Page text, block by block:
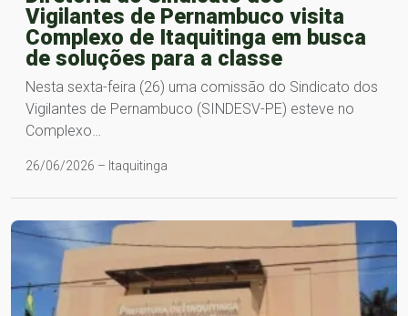
Vigilantes de Pernambuco visita
Complexo de Itaquitinga em busca
de soluções para a classe
Nesta sexta-feira (26) uma comissão do Sindicato dos
Vigilantes de Pernambuco (SINDESV-PE) esteve no
Complexo…
26/06/2026 – Itaquitinga